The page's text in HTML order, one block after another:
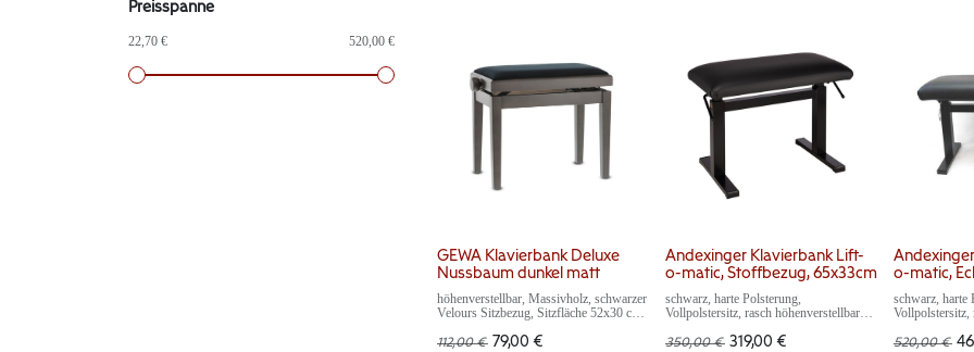
Preisspanne
22,70 € 520,00 €
GEWA Klavierbank Deluxe
Nussbaum dunkel matt
höhenverstellbar, Massivholz, schwarzer
Velours Sitzbezug, Sitzfläche 52x30 cm,
dunkel (passend zu Yamaha "Dark
112,00€ 79,00 €
Andexinger Klavierbank Lift-
o-matic, Stoffbezug, 65x33cm
schwarz, harte Polsterung,
Vollpolstersitz, rasch höhenverstellbar
Gewicht: 13kg
350,00€ 319,00 €
o-matic,
schwarz, harte
Vollpolstersitz,
Gewicht ca.
520,00€